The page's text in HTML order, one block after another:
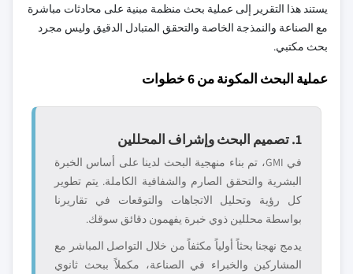
يستند هذا التقرير إلى عملية بحث منظمة مبنية على محادثات مباشرة
مع الصناعة والنمذجة الخاصة والتحقق المتبادل الدقيق وليس مجرد
بحث مكتبي.
عملية البحث المكونة من 6 خطوات
1. تصميم البحث وإشراف المحللين
في GMI، تم بناء منهجية البحث لدينا على أساس الخبرة
البشرية والتحقق الصارم والشفافية الكاملة. يتم تطوير
كل رؤية وتحليل الاتجاهات والتوقعات في تقاريرنا
بواسطة محللين ذوي خبرة يفهمون دقائق سوقك.
يدمج نهجنا بحثاً أولياً مكثفاً من خلال التواصل المباشر مع
المشاركين والخبراء في الصناعة، مكملاً ببحث ثانوي